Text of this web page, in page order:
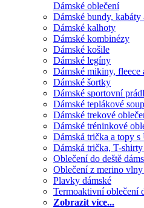
Dámské oblečení
Dámské bundy, kabáty
Dámské kalhoty
Dámské kombinézy
Dámské košile
Dámské legíny
Dámské mikiny, fleece
Dámské šortky
Dámské sportovní
Dámské teplákové
Dámské trekové
Dámské tréninkové
Dámská trička a topy
Dámská trička, T-
Oblečení do deště
Oblečení z merino vlny
Plavky dámské
Termoaktivní oblečení
Zobrazit více...